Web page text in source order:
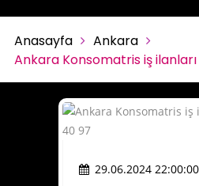
Anasayfa
Ankara
Ankara Konsomatris iş
29.06.2024 22:00:00